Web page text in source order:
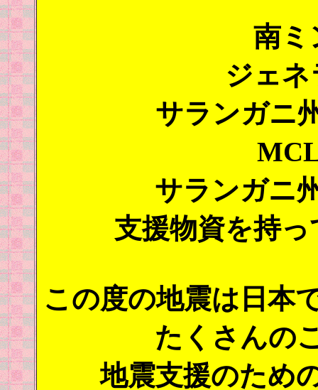
南ミ
ジェ
サランガニ
サランガニ
支援物資を持
この度の地震は日本
たくさんの
地震支援のため